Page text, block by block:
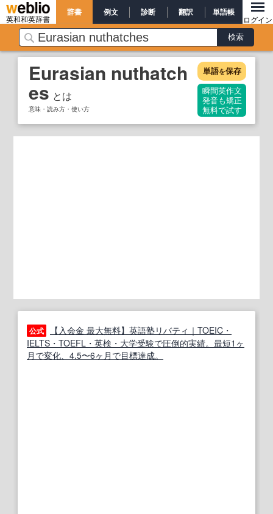
英和和英辞書
辞書 例文 診断 翻訳 単語帳
ログイン
Eurasian nuthatch
es とは
意味・読み方・使い方
単語を保存
瞬間英作文
発音も矯正
無料で試す
公式
【入会金 最大無料】英語塾リバティ｜TOEIC・
IELTS・TOEFL・英検・大学受験で圧倒的実績。最短1ヶ
月で変化、4.5〜6ヶ月で目標達成。